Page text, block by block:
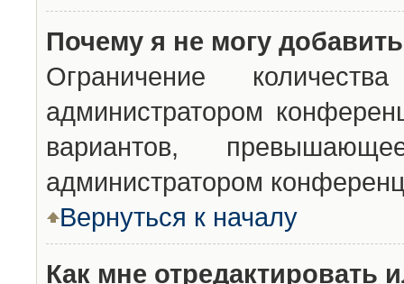
Почему я не могу
Ограничение
администратором
вариантов,
администратором
Вернуться к началу
Как мне отредактировать